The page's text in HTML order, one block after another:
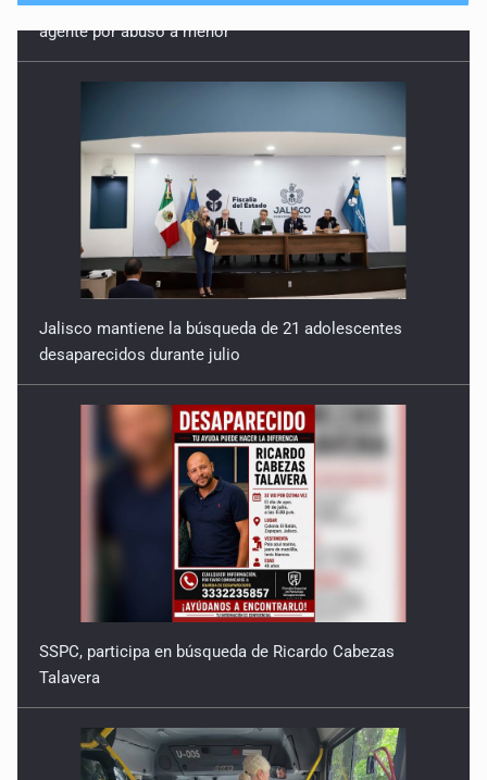
Jalisco mantiene la búsqueda de 21 adolescentes
desaparecidos durante julio
SSPC, participa en búsqueda de Ricardo Cabezas
Talavera